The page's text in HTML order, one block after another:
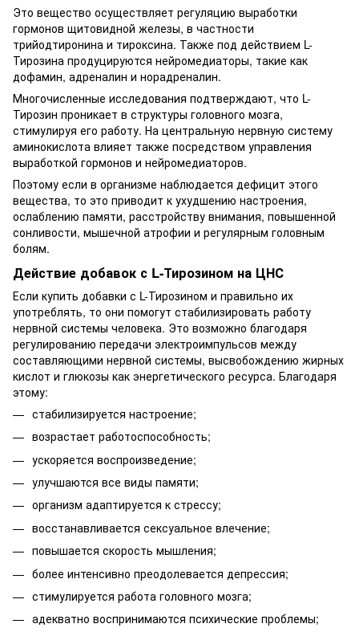
Это вещество осуществляет регуляцию выработки
гормонов щитовидной железы, в частности
трийодтиронина и тироксина. Также под действием L-
Тирозина продуцируются нейромедиаторы, такие как
дофамин, адреналин и норадреналин.
Многочисленные исследования подтверждают, что L-
Тирозин проникает в структуры головного мозга,
стимулируя его работу. На центральную нервную систему
аминокислота влияет также посредством управления
выработкой гормонов и нейромедиаторов.
Поэтому если в организме наблюдается дефицит этого
вещества, то это приводит к ухудшению настроения,
ослаблению памяти, расстройству внимания, повышенной
сонливости, мышечной атрофии и регулярным головным
болям.
Действие добавок с L-Тирозином на ЦНС
Если купить добавки с L-Тирозином и правильно их
употреблять, то они помогут стабилизировать работу
нервной системы человека. Это возможно благодаря
регулированию передачи электроимпульсов между
составляющими нервной системы, высвобождению жирных
кислот и глюкозы как энергетического ресурса. Благодаря
этому:
стабилизируется настроение;
возрастает работоспособность;
ускоряется воспроизведение;
улучшаются все виды памяти;
организм адаптируется к стрессу;
восстанавливается сексуальное влечение;
повышается скорость мышления;
более интенсивно преодолевается депрессия;
стимулируется работа головного мозга;
адекватно воспринимаются психические проблемы;